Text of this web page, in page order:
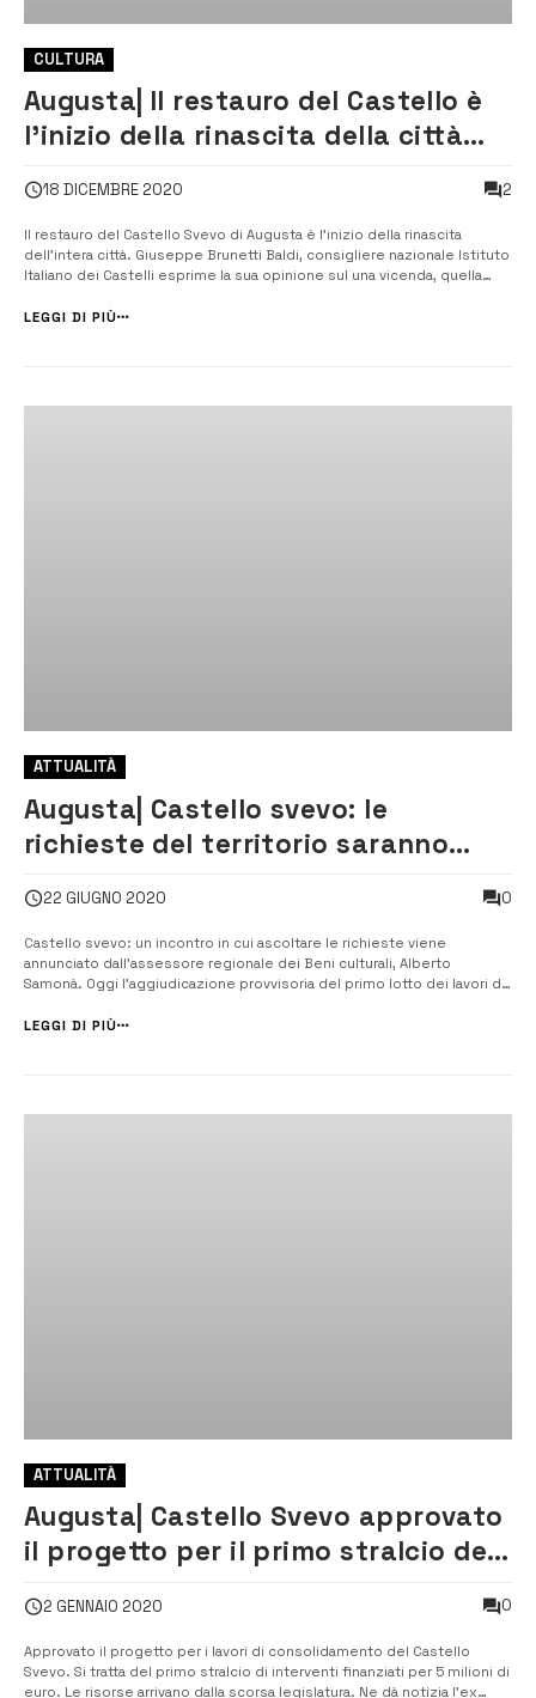
CULTURA
Augusta| Il restauro del Castello è
l’inizio della rinascita della città
18 DICEMBRE 2020 2
Il restauro del Castello Svevo di Augusta è l’inizio della rinascita
dell’intera città. Giuseppe Brunetti Baldi, consigliere nazionale Istituto
Italiano dei Castelli esprime la sua opinione sul una vicenda, quella
discutere negli ambienti politici e dell’associazionismo. &#82...
LEGGI DI PIÙ
ATTUALITÀ
Augusta| Castello svevo: le
richieste del territorio saranno
22 GIUGNO 2020 0
Castello svevo: un incontro in cui ascoltare le richieste viene
annunciato dall’assessore regionale dei Beni culturali, Alberto
Samonà. Oggi l’aggiudicazione provvisoria del primo lotto dei lavori di
l’aggiudicazione, in via provvisoria, del primo lotto dei lavori per il
LEGGI DI PIÙ
ATTUALITÀ
Augusta| Castello Svevo approvato
il progetto per il primo stralcio del
2 GENNAIO 2020 0
Approvato il progetto per i lavori di consolidamento del Castello
Svevo. Si tratta del primo stralcio di interventi finanziati per 5 milioni di
euro. Le risorse arrivano dalla scorsa legislatura. Ne dà notizia l’ex